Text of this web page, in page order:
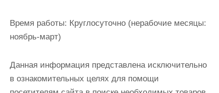
Время работы: Круглосуточно (нерабочие месяцы:
ноябрь-март)
Данная информация представлена исключительно
в ознакомительных целях для помощи